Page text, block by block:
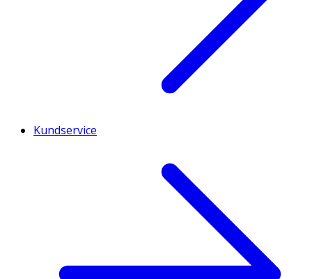
Kundservice